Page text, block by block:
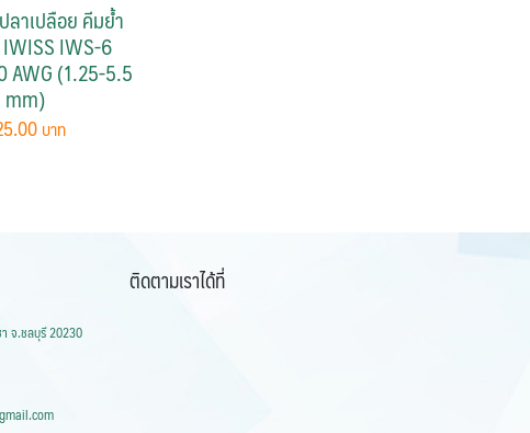
ลาเปลือย คีมย้ำ
IWS-6
AWG (1.25-5.5
mm)
จ.ชลบุรี 20230
ติดตามเราได้ที่